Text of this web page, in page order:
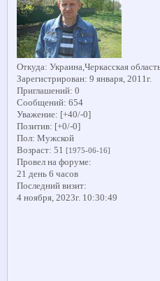
Откуда: Украина,Черкасская
Зарегистрирован: 9 января, 2011г.
Приглашений: 0
Сообщений: 654
Уважение: [+40/-0]
Позитив: [+0/-0]
Пол: Мужской
Возраст: 51 [1975-06-16]
Провел на форуме:
21 день 6 часов
Последний визит:
4 ноября, 2023г. 10:30:49